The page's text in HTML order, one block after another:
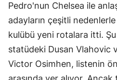
Pedro'nun Chelsea ile
adayların çeşitli nedenlerle
kulübü yeni rotalara itti.
statüdeki Dusan Vlahovic
Victor Osimhen, listenin